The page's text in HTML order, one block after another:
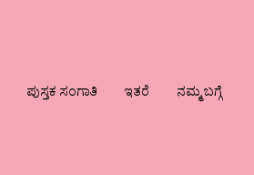
ಪುಸ್ತಕ ಸಂಗಾತಿ ಇತರೆ ನಮ್ಮ ಬಗ್ಗೆ